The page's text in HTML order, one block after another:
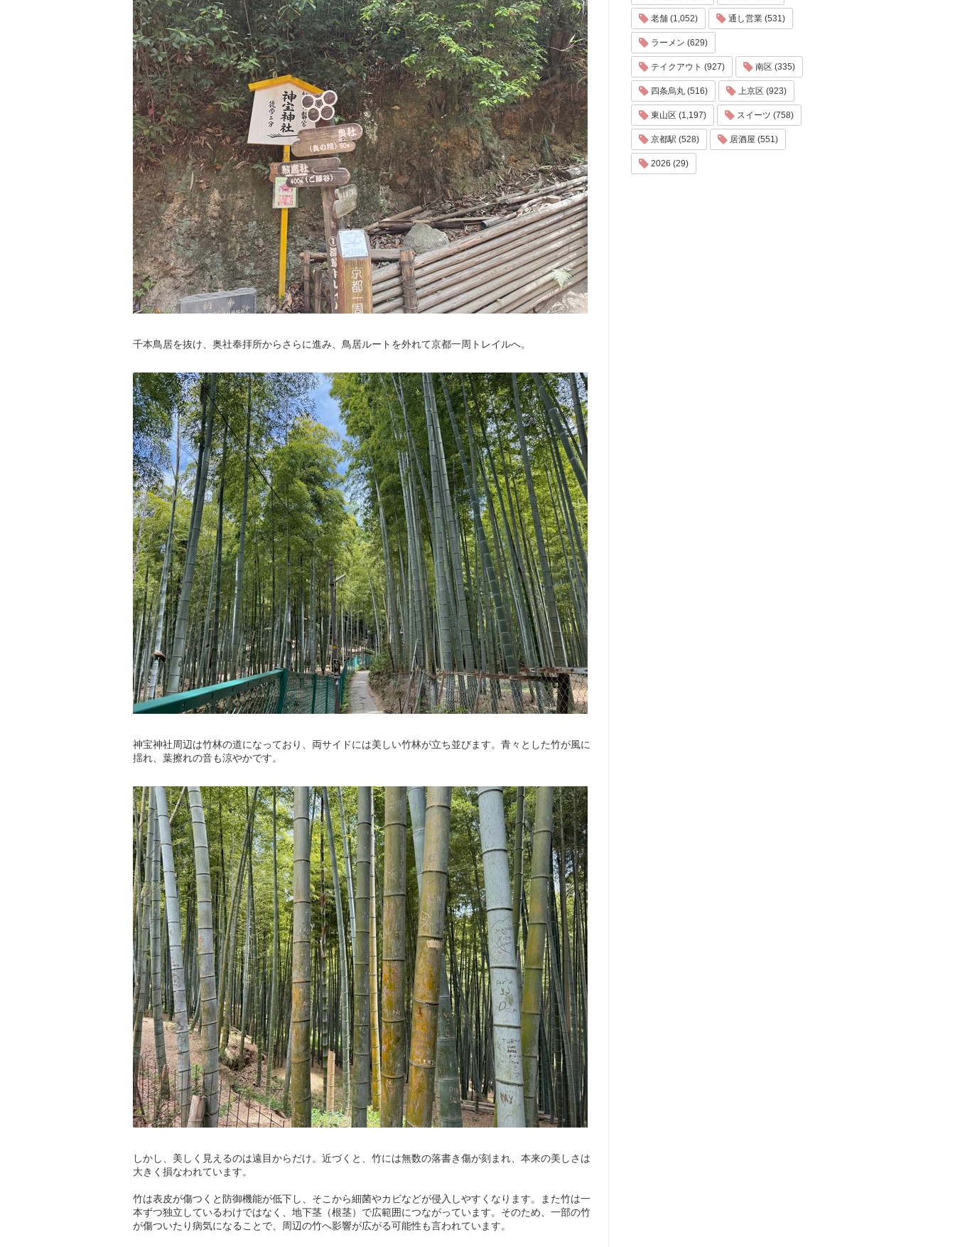
千本鳥居を抜け、奥社奉拝所からさらに進み、鳥居ルートを外れて京都一周トレイルへ。
神宝神社周辺は竹林の道になっており、両サイドには美しい竹林が立ち並びます。青々とした竹が風に
揺れ、葉擦れの音も涼やかです。
しかし、美しく見えるのは遠目からだけ。近づくと、竹には無数の落書き傷が刻まれ、本来の美しさは
大きく損なわれています。
竹は表皮が傷つくと防御機能が低下し、そこから細菌やカビなどが侵入しやすくなります。また竹は一
本ずつ独立しているわけではなく、地下茎（根茎）で広範囲につながっています。そのため、一部の竹
が傷ついたり病気になることで、周辺の竹へ影響が広がる可能性も言われています。
老舗 (1,052) 通し営業 (531)
ラーメン (629)
テイクアウト (927) 南区 (335)
四条烏丸 (516) 上京区 (923)
東山区 (1,197) スイーツ (758)
京都駅 (528) 居酒屋 (551)
2026 (29)